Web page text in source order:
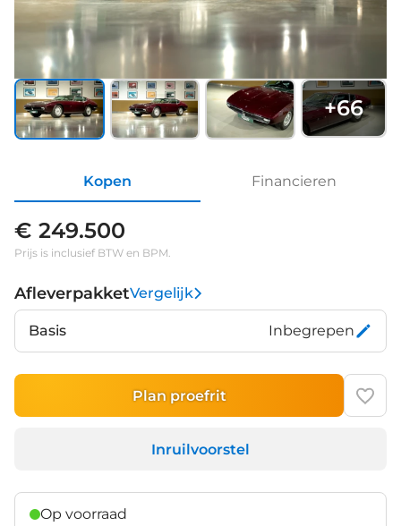
+66
Kopen Financieren
€ 249.500
Prijs is inclusief BTW en BPM.
AfleverpakketVergelijk
Basis Inbegrepen
Plan proefrit
Inruilvoorstel
Op voorraad